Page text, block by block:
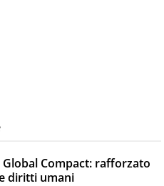
Global Compact: rafforzato
diritti umani